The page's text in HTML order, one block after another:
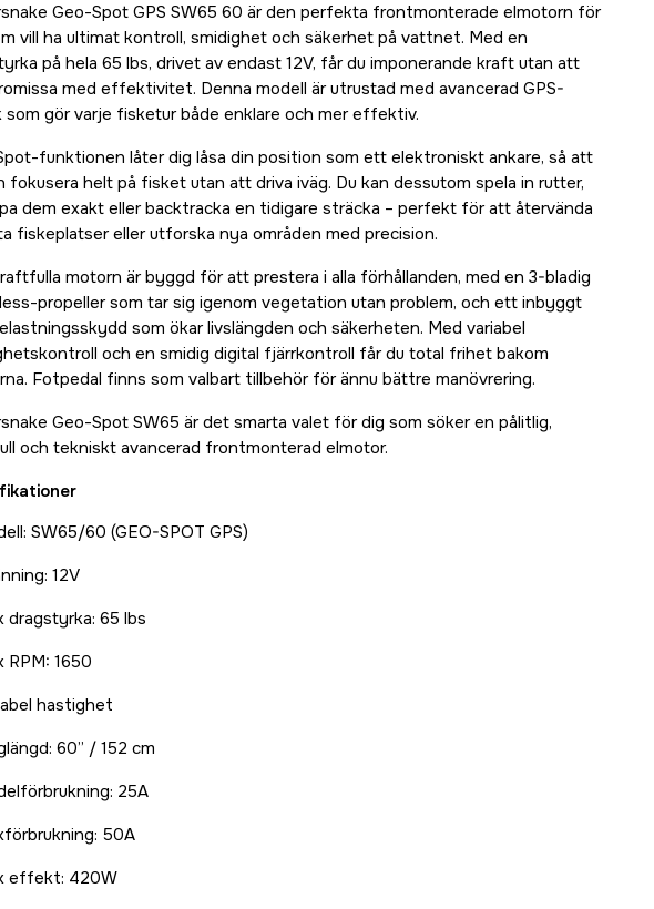
Geo-Spot GPS SW65 60 är den perfekta frontmonterade elmotorn för
vill ha ultimat kontroll, smidighet och säkerhet på vattnet. Med en
på hela 65 lbs, drivet av endast 12V, får du imponerande kraft utan att
med effektivitet. Denna modell är utrustad med avancerad GPS-
som gör varje fisketur både enklare och mer effektiv.
funktionen låter dig låsa din position som ett elektroniskt ankare, så att
fokusera helt på fisket utan att driva iväg. Du kan dessutom spela in rutter,
dem exakt eller backtracka en tidigare sträcka – perfekt för att återvända
fiskeplatser eller utforska nya områden med precision.
motorn är byggd för att prestera i alla förhållanden, med en 3-bladig
propeller som tar sig igenom vegetation utan problem, och ett inbyggt
som ökar livslängden och säkerheten. Med variabel
och en smidig digital fjärrkontroll får du total frihet bakom
Fotpedal finns som valbart tillbehör för ännu bättre manövrering.
Geo-Spot SW65 är det smarta valet för dig som söker en pålitlig,
och tekniskt avancerad frontmonterad elmotor.
SW65/60 (GEO-SPOT GPS)
12V
dragstyrka: 65 lbs
RPM: 1650
hastighet
60” / 152 cm
25A
50A
effekt: 420W